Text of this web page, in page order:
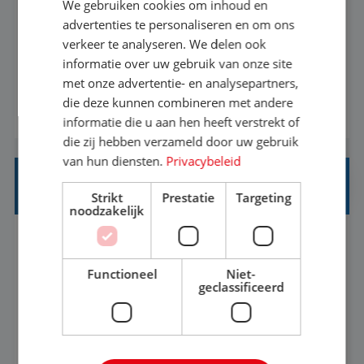
Met jouw ervaring in de reisbranche of
achtergrond in toerisme ben je klaar voor de
volgende stap. Vanaf je stoel reis je de hele
wereld over en speel je moeiteloos in op de
wensen van je team, je klant en wat er in de
reiswereld gebeurt. Met je enthousiasme weet je
klanten te overtuigen om die droomreis te
boeken! ...
BEKIJK VACATURE
REISADVISEUR ALLROUND
Aalsmeer, Noord-Holland, Nederland
33-36 uur
MBO
Een vakantie plannen is het leukste dat er is. Of
het nu voor jezelf is, of voor een ander: jij vindt
We gebruiken cookies om inhoud en
advertenties te personaliseren en om ons
verkeer te analyseren. We delen ook
informatie over uw gebruik van onze site
met onze advertentie- en analysepartners,
die deze kunnen combineren met andere
informatie die u aan hen heeft verstrekt of
die zij hebben verzameld door uw gebruik
van hun diensten. Privacybeleid
Strikt
noodzakelijk
Prestatie Targeting
Functioneel
Niet-
geclassificeerd